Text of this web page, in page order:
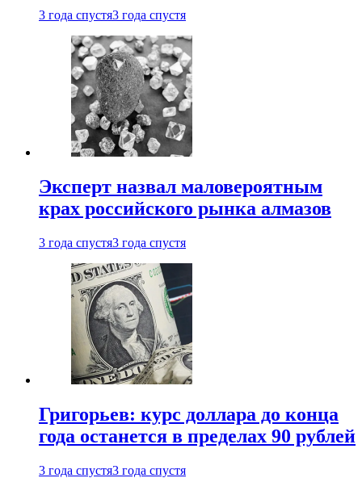
3 года спустя3 года спустя
Эксперт назвал маловероятным
крах российского рынка алмазов
3 года спустя3 года спустя
Григорьев: курс доллара до конца
года останется в пределах 90 рублей
3 года спустя3 года спустя